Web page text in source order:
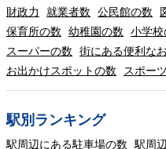
財政力 就業者数 公民館の数
保育所の数
幼稚園の数 小学校
スーパーの数
街にある便利な
お出かけスポットの数
スポー
駅別ランキング
駅周辺にある駐車場の数 駅周